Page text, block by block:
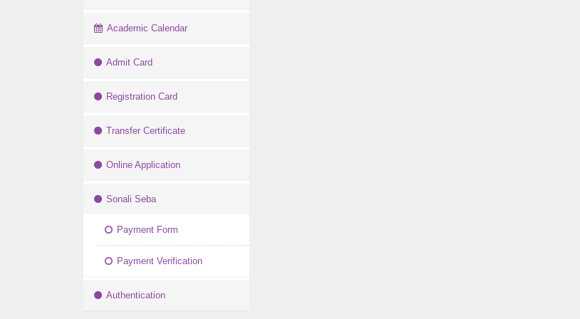
Academic Calendar
Admit Card
Registration Card
Transfer Certificate
Online Application
Sonali Seba
Payment Form
Payment Verification
Authentication